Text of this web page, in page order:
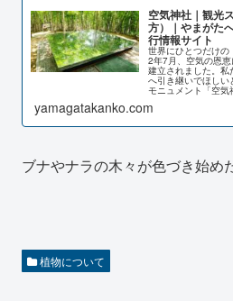
空気神社｜観光
方）｜やまがた
行情報サイト
世界にひとつだけの
2年7月、空気の恩
建立されました。私
へ引き継いでほしい
モニュメント「空
yamagatakanko.com
ブナやナラの木々が色づき始め
植物について